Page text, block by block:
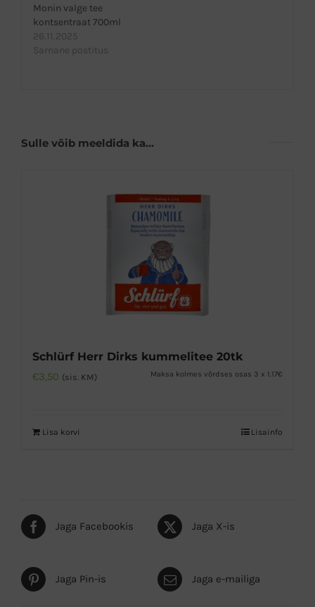
Monin valge tee
kontsentraat 700ml
26.11.2025
Sarnane postitus
Sulle võib meeldida ka…
Schlürf Herr Dirks kummelitee 20tk
€3,50 (sis. KM) Maksa kolmes võrdses osas 3 x 1.17€
Lisa korvi Lisainfo
Jaga Facebookis Jaga X-is
Jaga Pin-is Jaga e-mailiga